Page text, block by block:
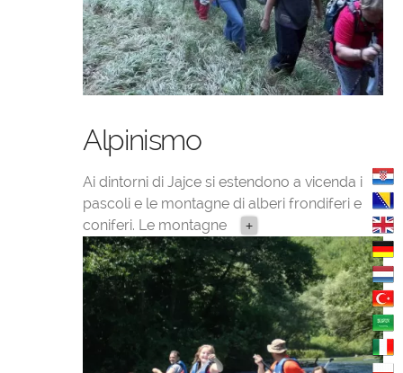
Alpinismo
Ai dintorni di Jajce si estendono a vicenda i
pascoli e le montagne di alberi frondiferi e
coniferi. Le montagne
+